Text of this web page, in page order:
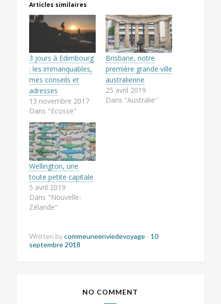
Articles similaires
3 jours à Edimbourg
: les immanquables,
mes conseils et
adresses
13 novembre 2017
Dans "Ecosse"
Brisbane, notre
première grande ville
australienne
25 avril 2019
Dans "Australie"
Wellington, une
toute petite capitale
5 avril 2019
Dans "Nouvelle-
Zélande"
Written bycommeuneenviedevoyage - 10
septembre 2018
NO COMMENT